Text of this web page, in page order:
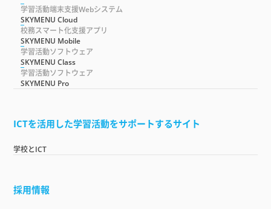
学習活動端末支援Webシステム
SKYMENU Cloud
校務スマート化支援アプリ
SKYMENU Mobile
学習活動ソフトウェア
SKYMENU Class
学習活動ソフトウェア
SKYMENU Pro
ICTを活用した学習活動をサポートするサイト
学校とICT
採用情報